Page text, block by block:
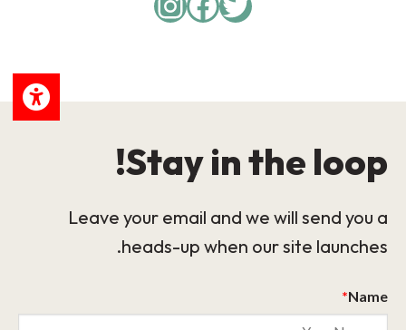
Stay in the loop!
Leave your email and we will send you a
heads-up when our site launches.
Name
*